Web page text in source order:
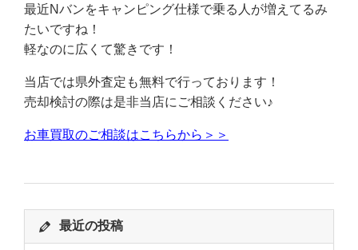
最近Nバンをキャンピング仕様で乗る人が増えてるみ
たいですね！
軽なのに広くて驚きです！
当店では県外査定も無料で行っております！
売却検討の際は是非当店にご相談ください♪
お車買取のご相談はこちらから＞＞
最近の投稿